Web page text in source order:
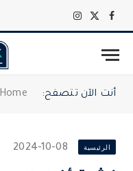
فيسبوك
X
الانستغرام
أنت الآن تتصفح: Home
الرئيسية 2024-10-08